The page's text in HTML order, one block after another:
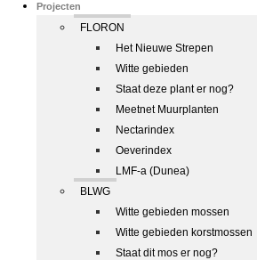
Projecten
FLORON
Het Nieuwe Strepen
Witte gebieden
Staat deze plant er nog?
Meetnet Muurplanten
Nectarindex
Oeverindex
LMF-a (Dunea)
BLWG
Witte gebieden mossen
Witte gebieden korstmossen
Staat dit mos er nog?